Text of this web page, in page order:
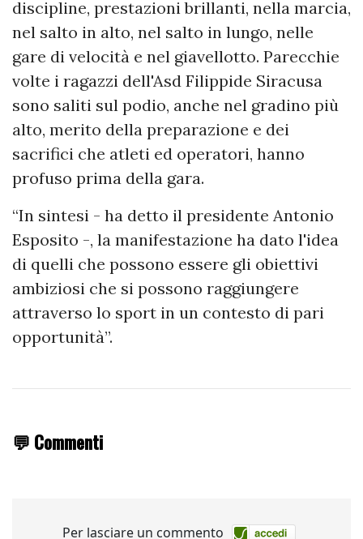
discipline, prestazioni brillanti, nella marcia,
nel salto in alto, nel salto in lungo, nelle
gare di velocità e nel giavellotto. Parecchie
volte i ragazzi dell'Asd Filippide Siracusa
sono saliti sul podio, anche nel gradino più
alto, merito della preparazione e dei
sacrifici che atleti ed operatori, hanno
profuso prima della gara.
“In sintesi - ha detto il presidente Antonio
Esposito -, la manifestazione ha dato l'idea
di quelli che possono essere gli obiettivi
ambiziosi che si possono raggiungere
attraverso lo sport in un contesto di pari
opportunità”.
💬 Commenti